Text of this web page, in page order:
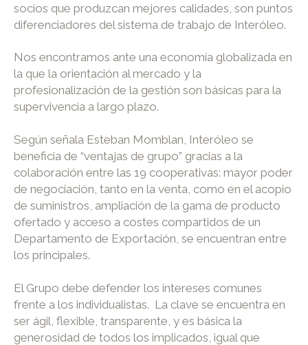
socios que produzcan mejores calidades, son puntos
diferenciadores del sistema de trabajo de Interóleo.
Nos encontramos ante una economía globalizada en
la que la orientación al mercado y la
profesionalización de la gestión son básicas para la
supervivencia a largo plazo.
Según señala Esteban Momblan, Interóleo se
beneficia de “ventajas de grupo” gracias a la
colaboración entre las 19 cooperativas: mayor poder
de negociación, tanto en la venta, como en el acopio
de suministros, ampliación de la gama de producto
ofertado y acceso a costes compartidos de un
Departamento de Exportación, se encuentran entre
los principales.
El Grupo debe defender los intereses comunes
frente a los individualistas. La clave se encuentra en
ser ágil, flexible, transparente, y es básica la
generosidad de todos los implicados, igual que